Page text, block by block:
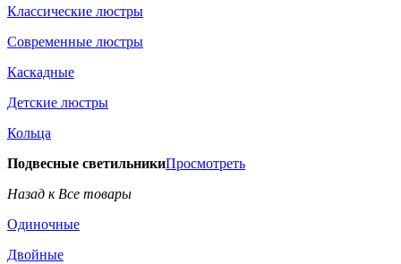
Классические люстры
Современные люстры
Каскадные
Детские люстры
Кольца
Подвесные светильникиПросмотреть
Назад к Все товары
Одиночные
Двойные